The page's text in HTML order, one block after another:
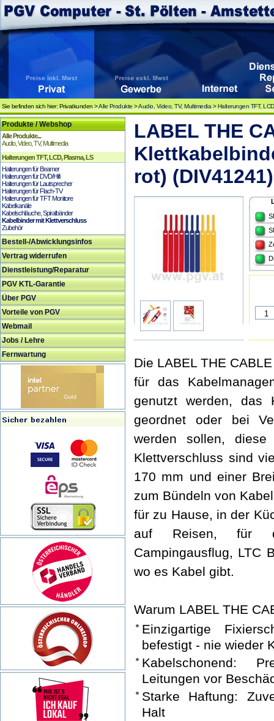
Sie befinden sich hier: Privatkunden >Alle Produkte >Audio, Video, TV, Multimedia >Halterungen TFT,
Produkte / Webshop
Alle Produkte...
Audio, Video, TV, Multimedia
Halterungen TFT, LCD, Plasma, LS
Halterungen für Beamer
Halterungen für DVD/Hifi
Halterungen für Lautsprecher
Halterungen für Flach-TV
Halterungen für TFT Monitore
Kabelkanäle
Kabelschläuche, Spiralbänder
Kabelbinder mit Klettverschluss
Zubehör
Bestell-/Abwicklungsinfos
Vertrag widerrufen
Dienstleistung/Reparatur
PGV KTL-Garantie
Über PGV
Vorteile von PGV
Webmail
Jobs / Lehre
Fernwartung
LABEL THE
rot) (DIV41241)
Die LABEL THE
für das
genutzt werden, das
geordnet oder bei
werden sollen, diese
Klettverschluss sind
170 mm und einer
zum Bündeln von
für zu Hause, in der
auf Reisen, für
Campingausflug, LTC
wo es Kabel gibt.
Warum LABEL THE
Einzigartige
befestigt - nie wieder
Kabelschonend:
Leitungen vor
Starke Haftung:
Halt